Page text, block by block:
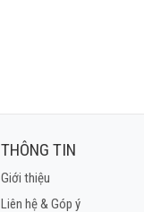
THÔNG TIN
Giới thiệu
Liên hệ & Góp ý